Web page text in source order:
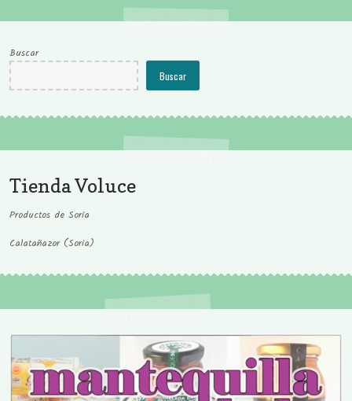
Buscar
Buscar
Tienda Voluce
Productos de Soria
Calatañazor (Soria)